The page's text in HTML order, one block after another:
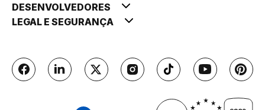
DESENVOLVEDORES
LEGAL E SEGURANÇA